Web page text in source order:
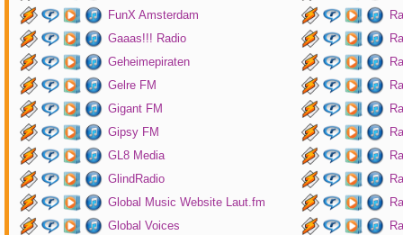
FunX Amsterdam
Gaaas!!! Radio
Geheimepiraten
Gelre FM
Gigant FM
Gipsy FM
GL8 Media
GlindRadio
Global Music Website Laut.fm
Global Voices